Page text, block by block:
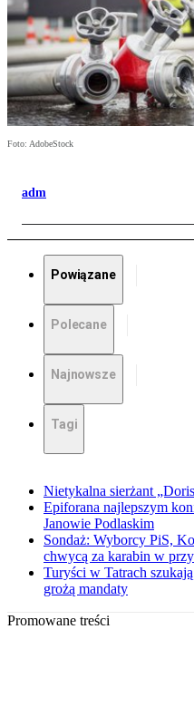
Foto: AdobeStock
adm
Powiązane
Polecane
Najnowsze
Tagi
Nietykalna sierżant
Epiforana najlepszym
Janowie Podlaskim
Sondaż: Wyborcy PiS,
chwycą za karabin w
Turyści w Tatrach
grożą mandaty
Promowane treści